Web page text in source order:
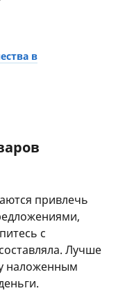
в
привлечь
с
Лучше
наложенным